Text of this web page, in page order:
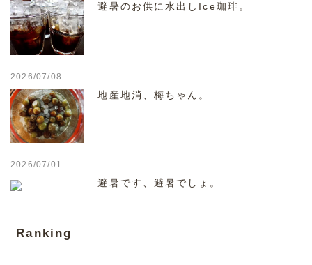
避暑のお供に水出しIce珈琲。
2026/07/08
地産地消、梅ちゃん。
2026/07/01
避暑です、避暑でしょ。
Ranking